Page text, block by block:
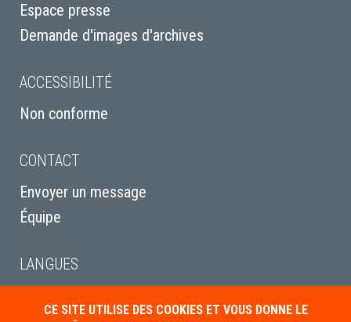
Espace presse
Demande d'images d'archives
ACCESSIBILITÉ
Non conforme
CONTACT
Envoyer un message
Équipe
LANGUES
CE SITE UTILISE DES COOKIES ET VOUS DONNE LE